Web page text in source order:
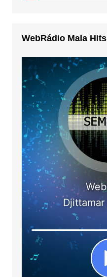
WebRádio Mala Hits